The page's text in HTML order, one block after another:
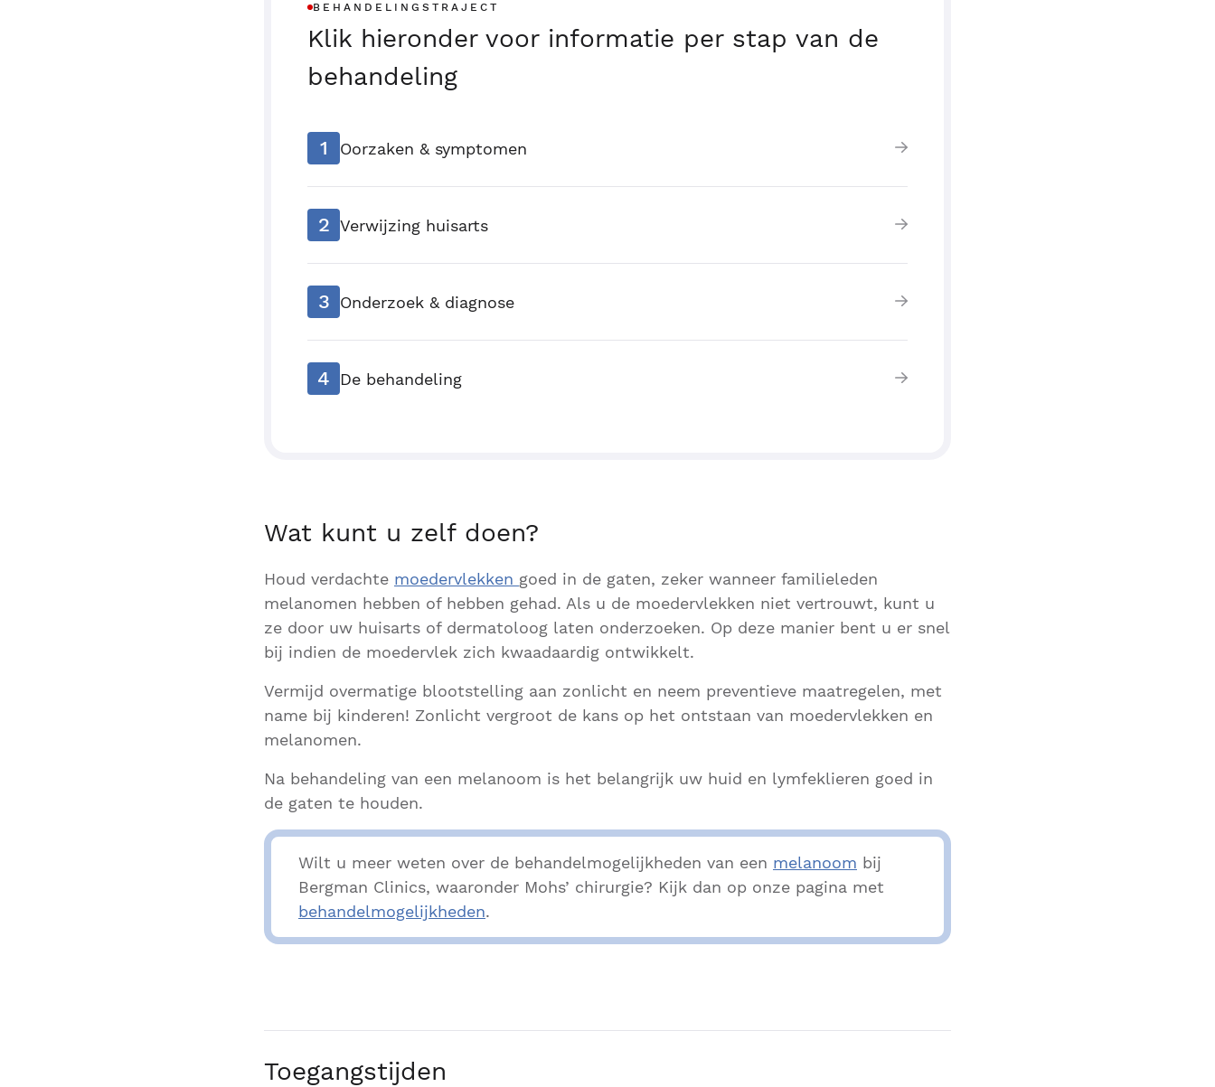
BEHANDELINGSTRAJECT
Klik hieronder voor informatie per stap van de
behandeling
1 Oorzaken & symptomen
2 Verwijzing huisarts
3 Onderzoek & diagnose
4 De behandeling
Wat kunt u zelf doen?
Houd verdachte moedervlekken goed in de gaten, zeker wanneer familieleden
melanomen hebben of hebben gehad. Als u de moedervlekken niet vertrouwt, kunt u
ze door uw huisarts of dermatoloog laten onderzoeken. Op deze manier bent u er snel
bij indien de moedervlek zich kwaadaardig ontwikkelt.
Vermijd overmatige blootstelling aan zonlicht en neem preventieve maatregelen, met
name bij kinderen! Zonlicht vergroot de kans op het ontstaan van moedervlekken en
melanomen.
Na behandeling van een melanoom is het belangrijk uw huid en lymfeklieren goed in
de gaten te houden.
Wilt u meer weten over de behandelmogelijkheden van een melanoom bij
Bergman Clinics, waaronder Mohs’ chirurgie? Kijk dan op onze pagina met
behandelmogelijkheden.
Toegangstijden